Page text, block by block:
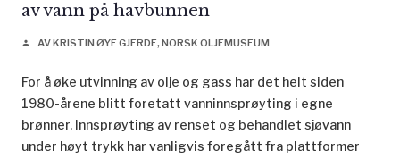
av vann på havbunnen
person AV KRISTIN ØYE GJERDE, NORSK OLJEMUSEUM
For å øke utvinning av olje og gass har det helt siden
1980-årene blitt foretatt vanninnsprøyting i egne
brønner. Innsprøyting av renset og behandlet sjøvann
under høyt trykk har vanligvis foregått fra plattformer